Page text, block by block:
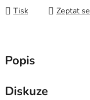
Tisk Zeptat se
Popis
Diskuze